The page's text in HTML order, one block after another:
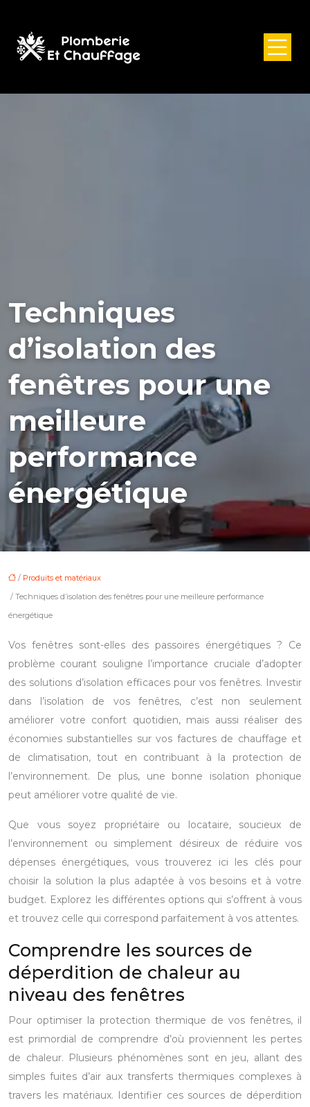
Techniques
d’isolation des
fenêtres pour une
meilleure
performance
énergétique
/ Produits et matériaux
/ Techniques d’isolation des fenêtres pour une meilleure performance
énergétique
Vos fenêtres sont-elles des passoires énergétiques ? Ce
problème courant souligne l’importance cruciale d’adopter
des solutions d’isolation efficaces pour vos fenêtres. Investir
dans l’isolation de vos fenêtres, c’est non seulement
améliorer votre confort quotidien, mais aussi réaliser des
économies substantielles sur vos factures de chauffage et
de climatisation, tout en contribuant à la protection de
l’environnement. De plus, une bonne isolation phonique
peut améliorer votre qualité de vie.
Que vous soyez propriétaire ou locataire, soucieux de
l’environnement ou simplement désireux de réduire vos
dépenses énergétiques, vous trouverez ici les clés pour
choisir la solution la plus adaptée à vos besoins et à votre
budget. Explorez les différentes options qui s’offrent à vous
et trouvez celle qui correspond parfaitement à vos attentes.
Comprendre les sources de
déperdition de chaleur au
niveau des fenêtres
Pour optimiser la protection thermique de vos fenêtres, il
est primordial de comprendre d’où proviennent les pertes
de chaleur. Plusieurs phénomènes sont en jeu, allant des
simples fuites d’air aux transferts thermiques complexes à
travers les matériaux. Identifier ces sources de déperdition